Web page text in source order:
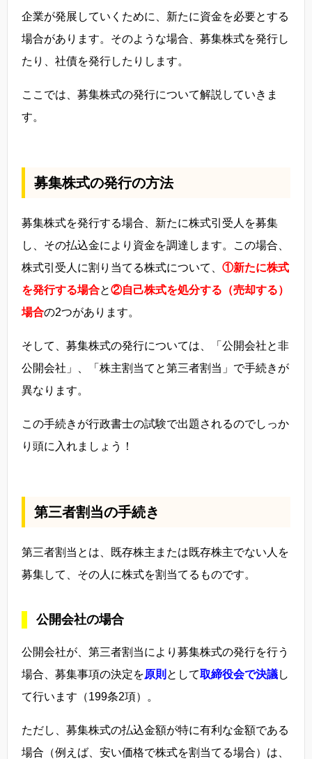
企業が発展していくために、新たに資金を必要とする
場合があります。そのような場合、募集株式を発行し
たり、社債を発行したりします。
ここでは、募集株式の発行について解説していきま
す。
募集株式の発行の方法
募集株式を発行する場合、新たに株式引受人を募集
し、その払込金により資金を調達します。この場合、
株式引受人に割り当てる株式について、 ①新たに株式
を発行する場合と②自己株式を処分する（売却する）
場合の2つがあります。
そして、募集株式の発行については、「公開会社と非
公開会社」、「株主割当てと第三者割当」で手続きが
異なります。
この手続きが行政書士の試験で出題されるのでしっか
り頭に入れましょう！
第三者割当の手続き
第三者割当とは、既存株主または既存株主でない人を
募集して、その人に株式を割当てるものです。
公開会社の場合
公開会社が、第三者割当により募集株式の発行を行う
場合、募集事項の決定を原則 として取締役会で決議し
て行います（199条2項）。
ただし、募集株式の払込金額が特に有利な金額である
場合（例えば、安い価格で株式を割当てる場合）は、